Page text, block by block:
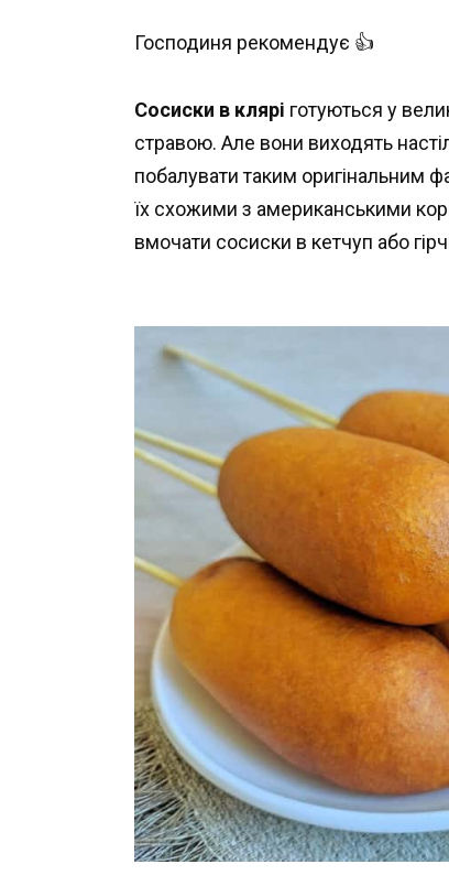
Господиня рекомендує 👍
Сосиски в клярі готуються у
стравою. Але вони виходять
побалувати таким оригінальним
їх схожими з американськими
вмочати сосиски в кетчуп або